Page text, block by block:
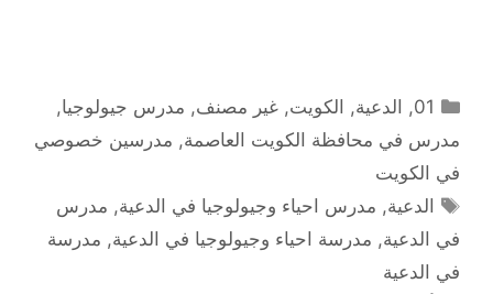
التصنيفات
01
, الدعية, الكويت,غير مصنف, مدرس جيولوجيا,
مدرس في محافظة الكويت العاصمة, مدرسين خصوصي
في الكويت
الوسوم
الدعية, مدرس احياء وجيولوجيا في الدعية, مدرس
في الدعية, مدرسة احياء وجيولوجيا في الدعية, مدرسة
في الدعية